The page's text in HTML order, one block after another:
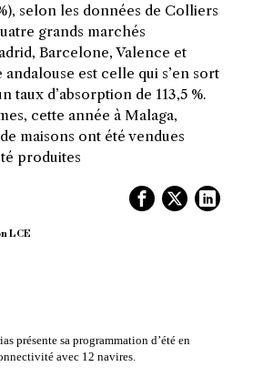
selon les données de Colliers
grands marchés
Barcelone, Valence et
est celle qui s’en sort
taux d’absorption de 113,5 %.
cette année à Malaga,
maisons ont été vendues
produites
LCE
présente sa programmation d’été en
avec 12 navires.